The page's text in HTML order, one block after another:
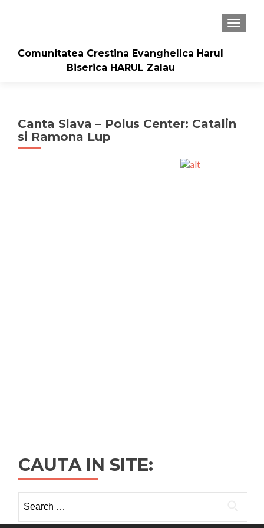
Comunitatea Crestina Evanghelica Harul
Biserica HARUL Zalau
Canta Slava – Polus Center: Catalin
si Ramona Lup
CAUTA IN SITE:
for: